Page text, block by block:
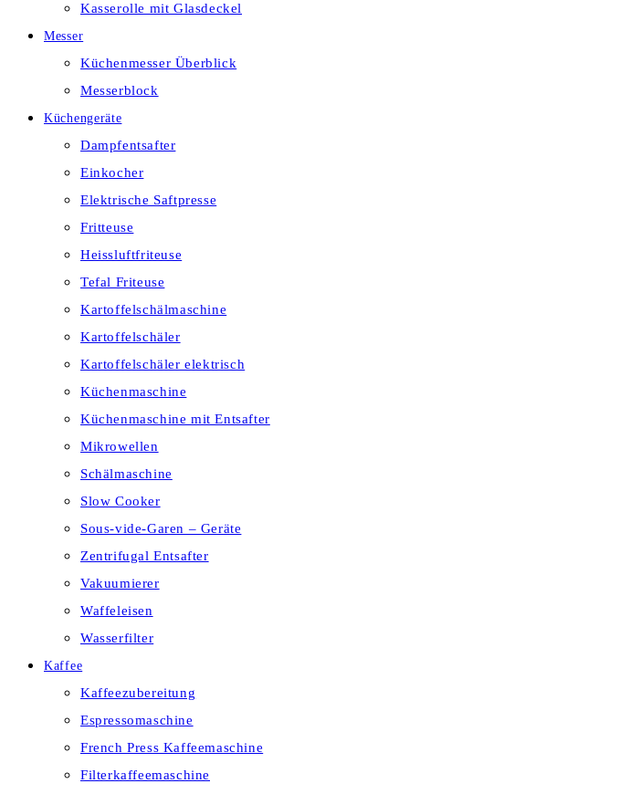
Kasserolle mit Glasdeckel
Messer
Küchenmesser Überblick
Messerblock
Küchengeräte
Dampfentsafter
Einkocher
Elektrische Saftpresse
Fritteuse
Heissluftfriteuse
Tefal Friteuse
Kartoffelschälmaschine
Kartoffelschäler
Kartoffelschäler elektrisch
Küchenmaschine
Küchenmaschine mit Entsafter
Mikrowellen
Schälmaschine
Slow Cooker
Sous-vide-Garen – Geräte
Zentrifugal Entsafter
Vakuumierer
Waffeleisen
Wasserfilter
Kaffee
Kaffeezubereitung
Espressomaschine
French Press Kaffeemaschine
Filterkaffeemaschine